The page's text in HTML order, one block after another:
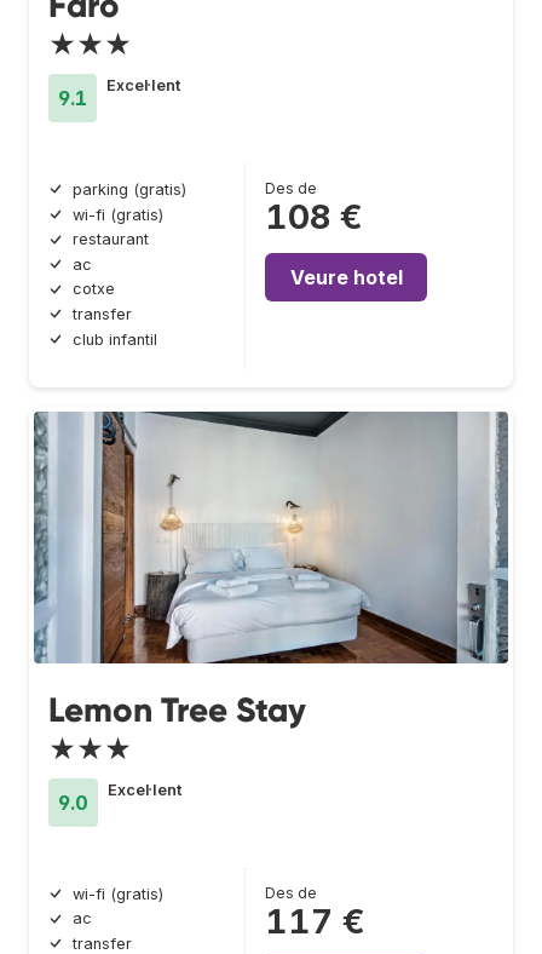
★★★
9.1
Excel·lent
parking (gratis)
wi-fi (gratis)
restaurant
ac
cotxe
transfer
club infantil
Des de
108 €
Veure hotel
Lemon Tree Stay
★★★
9.0
Excel·lent
wi-fi (gratis)
ac
transfer
Des de
117 €